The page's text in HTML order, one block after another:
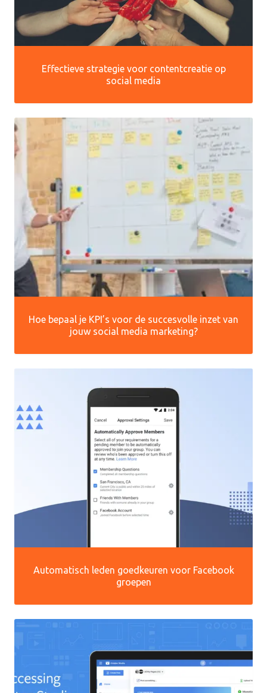
Effectieve strategie voor contentcreatie op
social media
Hoe bepaal je KPI’s voor de succesvolle inzet van
jouw social media marketing?
Automatisch leden goedkeuren voor Facebook
groepen